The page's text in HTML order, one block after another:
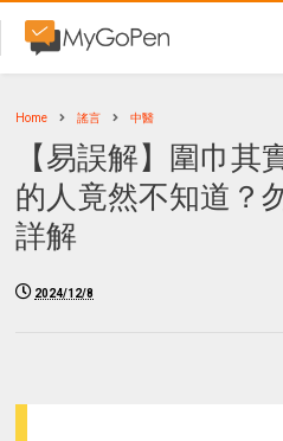
Home 謠言 中醫
【易誤解】圍巾其
的人竟然不知道？
詳解
2024/12/8